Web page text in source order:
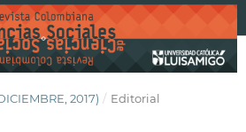
2017) / Editorial